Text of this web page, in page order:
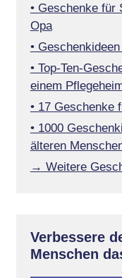
• Geschenke für
Opa
•
• Top-Ten-
einem
• 17 Geschenke
• 1000
älteren
→ Weitere
Verbessere
Menschen